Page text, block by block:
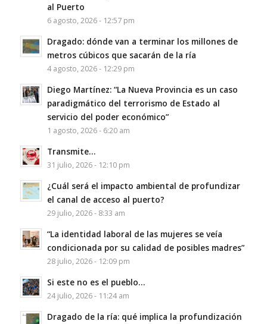
al Puerto
6 agosto, 2026 - 12:57 pm
Dragado: dónde van a terminar los millones de
metros cúbicos que sacarán de la ría
4 agosto, 2026 - 12:29 pm
Diego Martínez: “La Nueva Provincia es un caso
paradigmático del terrorismo de Estado al
servicio del poder económico”
1 agosto, 2026 - 6:20 am
Transmite…
31 julio, 2026 - 12:10 pm
¿Cuál será el impacto ambiental de profundizar
el canal de acceso al puerto?
29 julio, 2026 - 8:33 am
“La identidad laboral de las mujeres se veía
condicionada por su calidad de posibles madres”
28 julio, 2026 - 12:09 pm
Si este no es el pueblo…
24 julio, 2026 - 11:24 am
Dragado de la ría: qué implica la profundización